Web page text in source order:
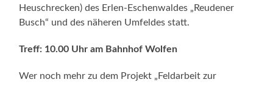
Heuschrecken) des Erlen-Eschenwaldes „Reudener
Busch“ und des näheren Umfeldes statt.
Treff: 10.00 Uhr am Bahnhof Wolfen
Wer noch mehr zu dem Projekt „Feldarbeit zur